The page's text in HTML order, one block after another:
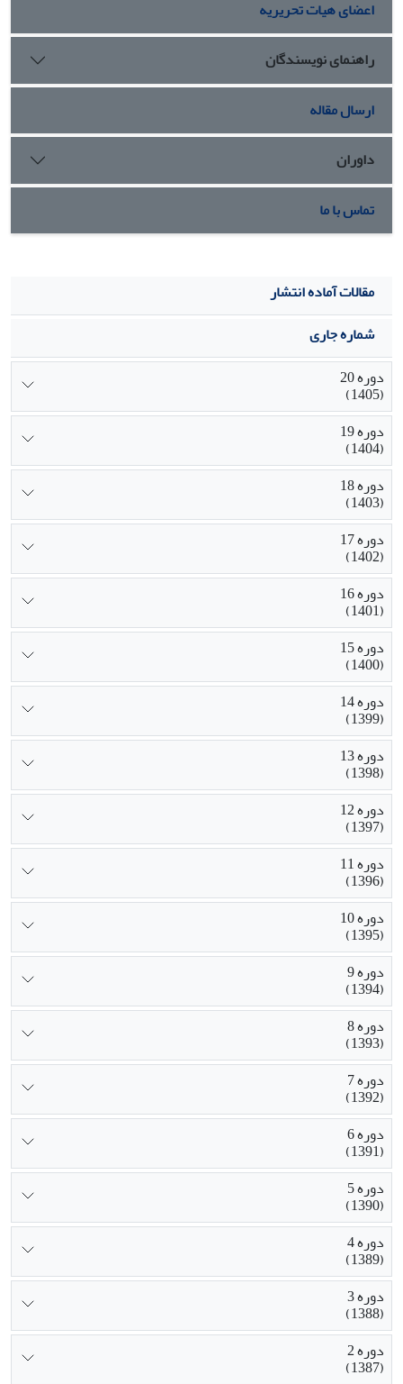
مصاحبه‏ها نشان داد که همه شرکت‏کنندگان، نگرش مثبتی نسبت
به ارزیابی پویا رایانه‏ای در مقایسه با انواع قدیمی ارزیابی‏های پویا و
ایستا داشتند.
اعضای هیات تحریریه
راهنمای نویسندگان
ارسال مقاله
داوران
تماس با ما
مقالات آماده انتشار
شماره جاری
دوره 20
(1405)
دوره 19
(1404)
دوره 18
(1403)
دوره 17
(1402)
دوره 16
(1401)
دوره 15
(1400)
دوره 14
(1399)
دوره 13
(1398)
دوره 12
(1397)
دوره 11
(1396)
دوره 10
(1395)
دوره 9
(1394)
دوره 8
(1393)
دوره 7
(1392)
دوره 6
(1391)
دوره 5
(1390)
دوره 4
(1389)
دوره 3
(1388)
دوره 2
(1387)